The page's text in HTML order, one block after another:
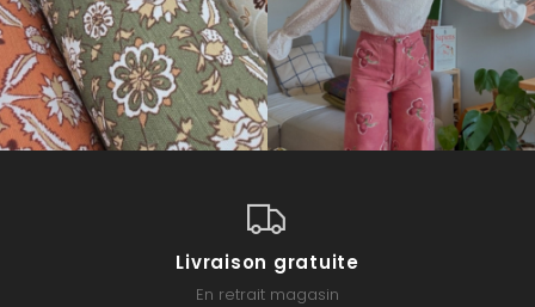
Livraison gratuite
En retrait magasin